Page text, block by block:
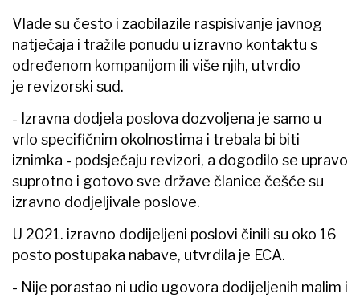
Vlade su često i zaobilazile raspisivanje javnog
natječaja i tražile ponudu u izravno kontaktu s
određenom kompanijom ili više njih, utvrdio
je revizorski sud.
- Izravna dodjela poslova dozvoljena je samo u
vrlo specifičnim okolnostima i trebala bi biti
iznimka - podsjećaju revizori, a dogodilo se upravo
suprotno i gotovo sve države članice češće su
izravno dodjeljivale poslove.
U 2021. izravno dodijeljeni poslovi činili su oko 16
posto postupaka nabave, utvrdila je ECA.
- Nije porastao ni udio ugovora dodijeljenih malim i